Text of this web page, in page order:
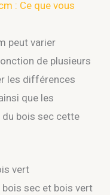
: Ce que vous
peut varier
de plusieurs
les différences
que les
bois sec cette
vert
sec et bois vert